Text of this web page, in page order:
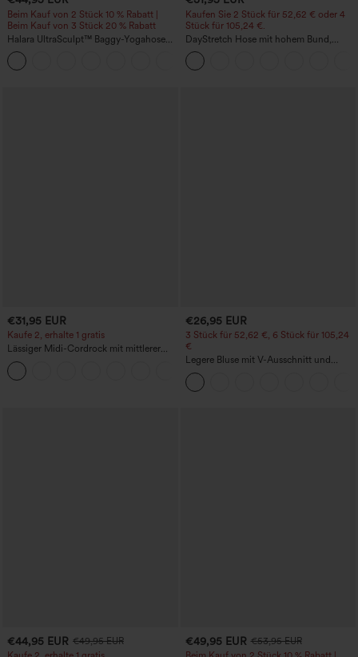
Beim Kauf von 2 Stück 10 % Rabatt |
Beim Kauf von 3 Stück 20 % Rabatt
Halara UltraSculpt™ Baggy-Yogahose
mit hohem Bund, Bauchkontrolle,
Color-Block-Streifen und Taschen
Kaufen Sie 2 Stück für 52,62 € oder 4
Stück für 105,24 €.
DayStretch Hose mit hohem Bund,
Barrel-Leg und Taschen
€31,95 EUR
Kaufe 2, erhalte 1 gratis
Lässiger Midi-Cordrock mit mittlerer
Bundhöhe und vorderseitiger
Klapptasche
€26,95 EUR
3 Stück für 52,62 €, 6 Stück für 105,24
€
Legere Bluse mit V-Ausschnitt und
kurzen Puffärmeln
€44,95 EUR €49,95 EUR
€49,95 EUR €53,95 EUR